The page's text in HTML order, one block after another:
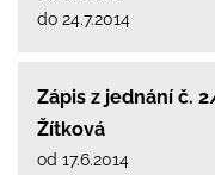
do 24.7.2014
Zápis z jednání č.
Žítková
od 17.6.2014